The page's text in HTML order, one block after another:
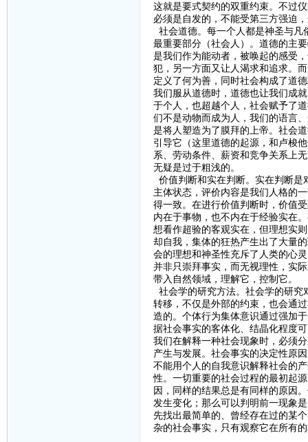
这就是要式契约的双重约束。不过
必须是自发的，不能受第三方强迫
社会道德。每一个人都是神圣与凡
最重要部分（社会人）。道德的主
是我们作为能动者，被唤起的感受
犯，另一方面又让人渴求和追求。
定义了何为善，同时社会构成了道
我们服从道德时，道德也让我们成
于个人，也超越个人，社会赋予了
们不是动物而成为人，我们的语言
是将人塑造为了膜拜的上帝。社会
引导它（这里道德的起源，和卢梭
系、劳动条件、薪资和竞争关系上
无疑是过于粗浅的。
价值判断和实在判断。实在判断是
主体状态，评价内容是我们人格的
得一致。在进行价值判断时，价值
内在于事物，也不内在于经验实在
想看作超验的客观实在，但理想实
却自我，集体的狂热产生出了大量
会的理想和神圣性充斥了人类的心
并非只崇拜事实，而无视理性，实
带入自然领域，理解它，控制它。
社会学的研究方法。社会学的研究
转移，不仅是外部的约束，也会通
造的。个体行为集体意识通过强加
据社会事实的客体化、结晶化程度
我们在解释一种社会现象时，必须
产生与发展。社会事实的决定性原
不能用个人的自我意识解释社会的
性。一切重要的社会过程的最初起
因，同样的结果总是有同样的原因
发生变化；那么可以判明前一现象
先找出最简单的、曾经存在过的某
杂的社会事实，只有观察它在所有